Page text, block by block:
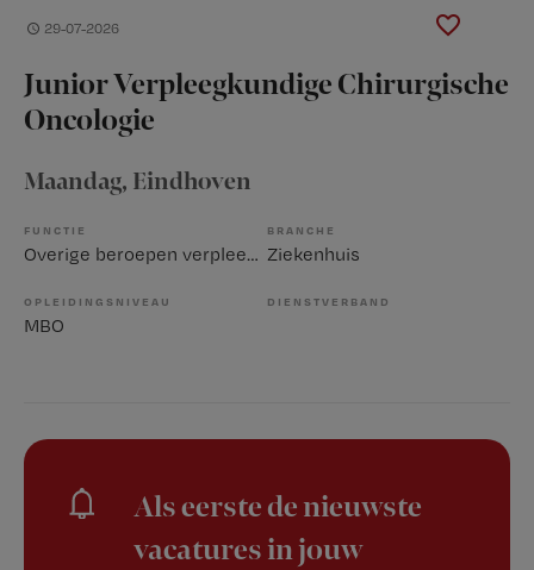
29-07-2026
Junior Verpleegkundige Chirurgische
Oncologie
Maandag, Eindhoven
FUNCTIE
Overige beroepen verpleegkunde
BRANCHE
Ziekenhuis
OPLEIDINGSNIVEAU
MBO
DIENSTVERBAND
Als eerste de nieuwste
vacatures in jouw